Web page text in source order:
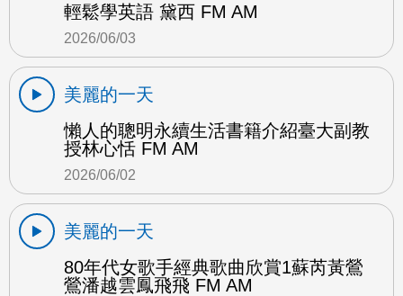
輕鬆學英語 黛西 FM AM
2026/06/03
美麗的一天
懶人的聰明永續生活書籍介紹臺大副教
授林心恬 FM AM
2026/06/02
美麗的一天
80年代女歌手經典歌曲欣賞1蘇芮黃鶯
鶯潘越雲鳳飛飛 FM AM